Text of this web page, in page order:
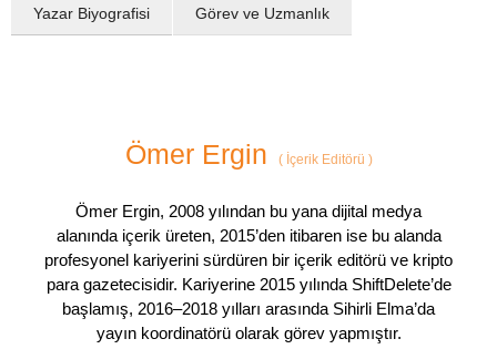
Yazar Biyografisi Görev ve Uzmanlık
Ömer Ergin (İçerik Editörü )
Ömer Ergin, 2008 yılından bu yana dijital medya
alanında içerik üreten, 2015’den itibaren ise bu alanda
profesyonel kariyerini sürdüren bir içerik editörü ve kripto
para gazetecisidir. Kariyerine 2015 yılında ShiftDelete’de
başlamış, 2016–2018 yılları arasında Sihirli Elma’da
yayın koordinatörü olarak görev yapmıştır.